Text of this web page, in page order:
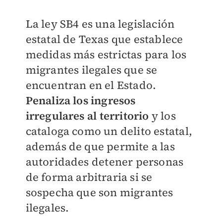
La ley SB4 es una legislación
estatal de Texas que establece
medidas más estrictas para los
migrantes ilegales que se
encuentran en el Estado.
Penaliza los ingresos
irregulares al territorio y los
cataloga como un delito estatal,
además de que permite a las
autoridades detener personas
de forma arbitraria si se
sospecha que son migrantes
ilegales.